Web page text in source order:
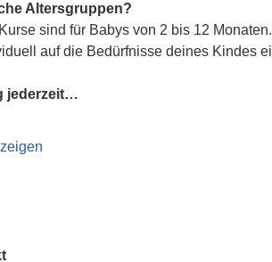
Altersgruppen?
sind für Babys von 2 bis 12
auf die Bedürfnisse deines Kindes
jederzeit…